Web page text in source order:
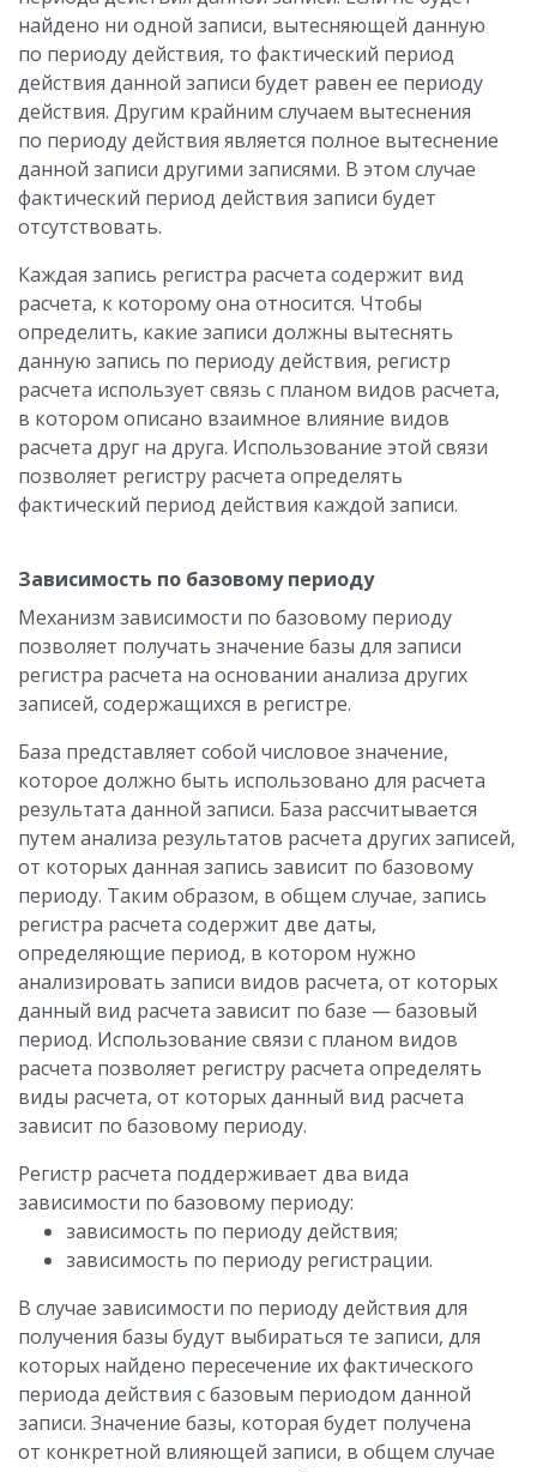
найдено ни одной записи, вытесняющей данную
по периоду действия, то фактический период
действия данной записи будет равен ее периоду
действия. Другим крайним случаем вытеснения
по периоду действия является полное вытеснение
данной записи другими записями. В этом случае
фактический период действия записи будет
отсутствовать.
Каждая запись регистра расчета содержит вид
расчета, к которому она относится. Чтобы
определить, какие записи должны вытеснять
данную запись по периоду действия, регистр
расчета использует связь с планом видов расчета,
в котором описано взаимное влияние видов
расчета друг на друга. Использование этой связи
позволяет регистру расчета определять
фактический период действия каждой записи.
Зависимость по базовому периоду
Механизм зависимости по базовому периоду
позволяет получать значение базы для записи
регистра расчета на основании анализа других
записей, содержащихся в регистре.
База представляет собой числовое значение,
которое должно быть использовано для расчета
результата данной записи. База рассчитывается
путем анализа результатов расчета других записей,
от которых данная запись зависит по базовому
периоду. Таким образом, в общем случае, запись
регистра расчета содержит две даты,
определяющие период, в котором нужно
анализировать записи видов расчета, от которых
данный вид расчета зависит по базе — базовый
период. Использование связи с планом видов
расчета позволяет регистру расчета определять
виды расчета, от которых данный вид расчета
зависит по базовому периоду.
Регистр расчета поддерживает два вида
зависимости по базовому периоду:
зависимость по периоду действия;
зависимость по периоду регистрации.
В случае зависимости по периоду действия для
получения базы будут выбираться те записи, для
которых найдено пересечение их фактического
периода действия с базовым периодом данной
записи. Значение базы, которая будет получена
от конкретной влияющей записи, в общем случае